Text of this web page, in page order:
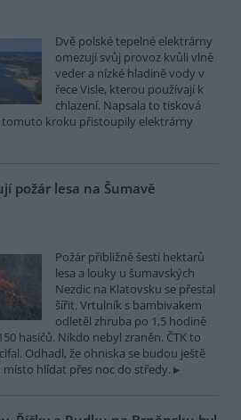
Dvě polské tepelné elektrárny
omezují svůj provoz kvůli vlně
veder a nízké hladině vody v
řece Visle, kterou používají k
chlazení. Napsala to tisková
tomuto kroku přistoupily elektrárny
požár lesa na Šumavě
Požár přibližně šesti hektarů
lesa a louky u šumavských
Nezdic na Klatovsku se přestal
šířit. Vrtulník s bambivakem
odletěl zhruba po 1,5 hodině
hasičů. Nikdo nebyl zraněn. ČTK to
Odhadl, že ohniska se budou ještě
hlídat přes noc do středy.